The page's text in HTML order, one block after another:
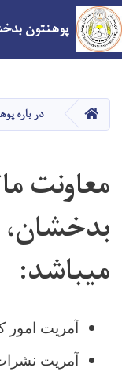
پوهنتون
صفحه اصلیدر باره
معاونت
بدخشان،
می‎باشد:
آمریت امور
آمریت